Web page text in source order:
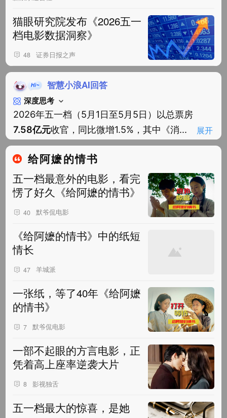
猫眼研究院发布《2026五一
档电影数据洞察》
48 证券日报之声
智慧小浪AI回答
深度思考
2026年五一档（5月1日至5月5日）以总票房
7.58亿元收官，同比微增1.5%，其中《消...
展开
给阿嬷的情书
五一档最意外的电影，看完
愣了好久《给阿嬷的情书》
40 默爷侃电影
《给阿嬷的情书》中的纸短
情长
47 羊城派
一张纸，等了40年《给阿嬷
的情书》
7 默爷侃电影
一部不起眼的方言电影，正
凭着高上座率逆袭大片
8 影视独舌
五一档最大的惊喜，是她